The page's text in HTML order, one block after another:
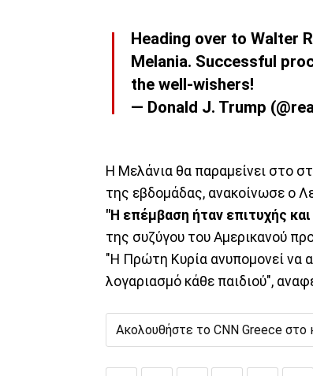
Heading over to Walter
Melania. Successful
the well-wishers!
— Donald J. Trump
Η Μελάνια θα παραμείνει στο
της εβδομάδας, ανακοίνωσε ο
"Η επέμβαση ήταν επιτυχής
της συζύγου του Αμερικανού
"Η Πρώτη Κυρία ανυπομονεί να
λογαριασμό κάθε παιδιού",
Ακολουθήστε το CNN Greece στο